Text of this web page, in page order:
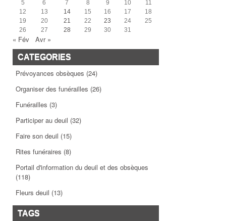
5
6 7 8 9 10
11
12
13 14 15 16 17
18
19
20 21 22 23 24
25
26
27 28 29 30 31
« Fév Avr »
CATEGORIES
Prévoyances obsèques (24)
Organiser des funérailles (26)
Funérailles (3)
Participer au deuil (32)
Faire son deuil (15)
Rites funéraires (8)
Portail d'information du deuil et des obsèques
(118)
Fleurs deuil (13)
TAGS